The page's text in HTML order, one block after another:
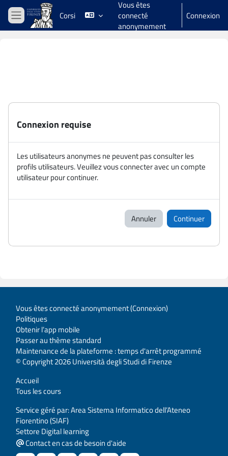
Passer au contenu principal
Panneau latéral
Corsi
Vous êtes
connecté
anonymement
Connexion
Connexion requise
Les utilisateurs anonymes ne peuvent pas consulter les
profils utilisateurs. Veuillez vous connecter avec un compte
utilisateur pour continuer.
Annuler Continuer
Vous êtes connecté anonymement (Connexion)
Politiques
Obtenir l’app mobile
Passer au thème standard
Maintenance de la plateforme : temps d'arrêt programmé
© Copyright 2026 Università degli Studi di Firenze
Accueil
Tous les cours
Service géré par: Area Sistema Informatico dell’Ateneo
Fiorentino (SIAF)
Settore Digital learning
Contact en cas de besoin d'aide